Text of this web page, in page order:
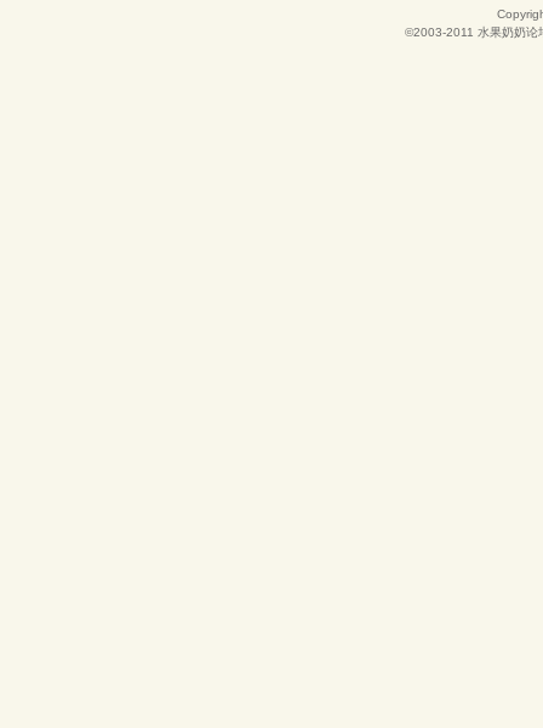
©2003-2011 水果奶奶论